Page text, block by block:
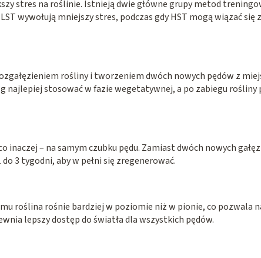
stres na roślinie. Istnieją dwie główne grupy metod
wywołują mniejszy stres, podczas gdy HST mogą wiązać się
rośliny i tworzeniem dwóch nowych pędów z
stosować w fazie wegetatywnej, a po zabiegu rośliny
– na samym czubku pędu. Zamiast dwóch nowych
3 tygodni, aby w pełni się zregenerować.
roślina rośnie bardziej w poziomie niż w pionie, co pozwala
lepszy dostęp do światła dla wszystkich pędów.